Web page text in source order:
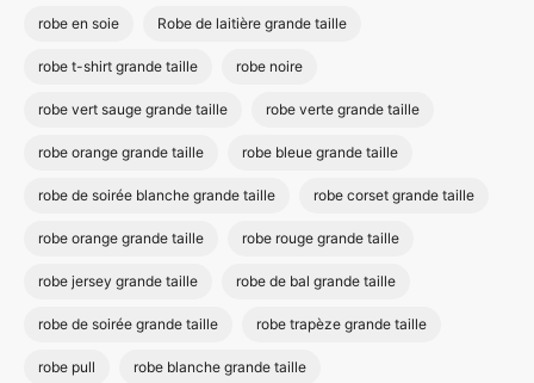
robe en soie Robe de laitière grande taille
robe t-shirt grande taille robe noire
robe vert sauge grande taille robe verte grande taille
robe orange grande taille robe bleue grande taille
robe de soirée blanche grande taille robe corset grande taille
robe orange grande taille robe rouge grande taille
robe jersey grande taille robe de bal grande taille
robe de soirée grande taille robe trapèze grande taille
robe pull robe blanche grande taille